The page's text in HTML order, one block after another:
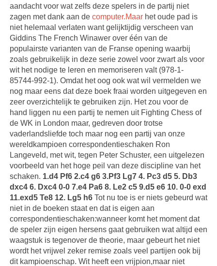
aandacht voor wat zelfs deze spelers in de partij niet
zagen met dank aan de computer.Maar het oude pad is
niet helemaal verlaten want gelijktijdig verscheen van
Giddins The French Winawer over één van de
populairste varianten van de Franse opening waarbij
zoals gebruikelijk in deze serie zowel voor zwart als voor
wit het nodige te leren en memoriseren valt (978-1-
85744-992-1). Omdat het oog ook wat wil vermelden we
nog maar eens dat deze boek fraai worden uitgegeven en
zeer overzichtelijk te gebruiken zijn. Het zou voor de
hand liggen nu een partij te nemen uit Fighting Chess of
de WK in London maar, gedreven door trotse
vaderlandsliefde toch maar nog een partij van onze
wereldkampioen correspondentieschaken Ron
Langeveld, met wit, tegen Peter Schuster, een uitgelezen
voorbeeld van het hoge peil van deze discipline van het
schaken. 1.d4 Pf6 2.c4 g6 3.Pf3 Lg7 4. Pc3 d5 5. Db3
dxc4 6. Dxc4 0-0 7.e4 Pa6 8. Le2 c5 9.d5 e6 10. 0-0 exd
11.exd5 Te8 12. Lg5 h6 Tot nu toe is er niets gebeurd wat
niet in de boeken staat en dat is eigen aan
correspondentieschaken:wanneer komt het moment dat
de speler zijn eigen hersens gaat gebruiken wat altijd een
waagstuk is tegenover de theorie, maar gebeurt het niet
wordt het vrijwel zeker remise zoals veel partijen ook bij
dit kampioenschap. Wit heeft een vrijpion,maar niet